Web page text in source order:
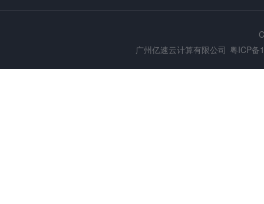
广州亿速云计算有限公司 粤ICP备